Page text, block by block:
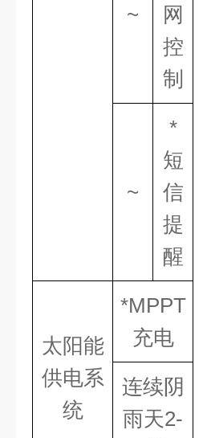
~
网
控
制
~
*
短
信
提
醒
太阳能
供电系
统
*MPPT
充电
连续阴
雨天2-